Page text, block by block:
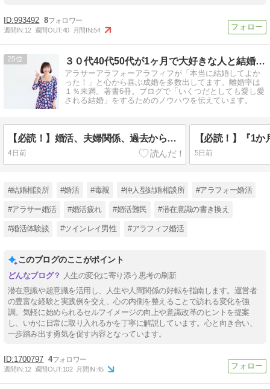
993492 8
週間IN:12 週間OUT:40 月間IN:54
25 ３０代40代50代が1ヶ月で大好きな人と結婚！ハピ婚相談所
アラサーアラフォーアラフィフが「本当に結婚してよか
った！」と心から喜ぶ成婚を多数出してます。離婚率は
１％未満。著書6冊。ブログで「いくつだとしても愛し愛
される結婚」をするためのノウハウを伝えています。
【必読！】婚活、夫婦関係、過去からの情報に惑わされない方法とは？？
4日前 5日前
#結婚相談所 #婚活 #毒親 #仲人型結婚相談所 #アラフォー婚活
#アラサー婚活 #婚活疲れ #婚活難民 #潜在意識の書き換え
#婚活体験談 #ツインレイ男性 #アラフィフ婚活
このブログのここがポイント
人生の変化に寄り添う思考の刷新
潜在意識や超意識を活用し、人生や人間関係の好転を指南します。運営者
の豊富な経験と実践例を交え、心の内側を整えることで訪れる変化を強
調。気軽に始められるセルフイメージの向上や意識改革のヒントを提案
し、いかに日常に取り入れるかを丁寧に解説しています。心と向き合い、
一歩踏み出す勇気を促す内容となっています。
1700797 4
週間IN:12 週間OUT:102 月間IN:45